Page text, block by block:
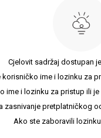
Cjelovit sadržaj dostupan
korisničko ime i lozinku za
ime i lozinku za pristup ili
zasnivanje pretplatničkog
Ako ste zaboravili lozinku